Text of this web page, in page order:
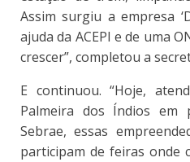
Assim surgiu a empresa
ajuda da ACEPI e de uma
crescer”, completou a
E continuou. “Hoje,
Palmeira dos Índios em
Sebrae, essas
participam de feiras onde